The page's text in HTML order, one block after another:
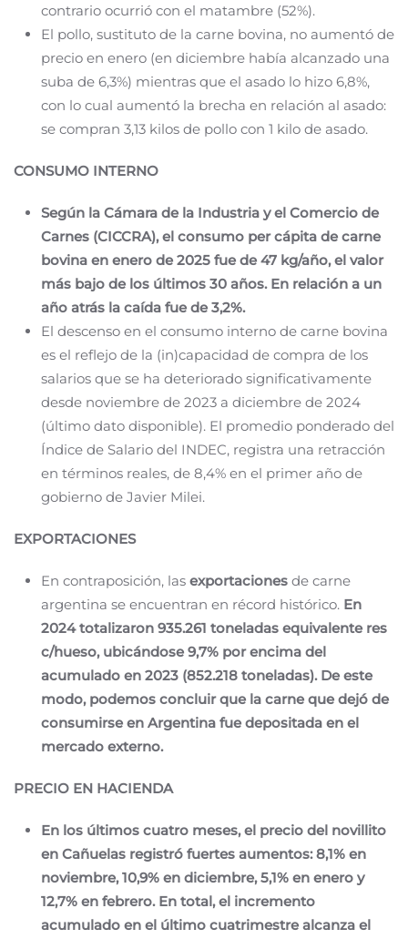
contrario ocurrió con el matambre (52%).
El pollo, sustituto de la carne bovina, no aumentó de
precio en enero (en diciembre había alcanzado una
suba de 6,3%) mientras que el asado lo hizo 6,8%,
con lo cual aumentó la brecha en relación al asado:
se compran 3,13 kilos de pollo con 1 kilo de asado.
CONSUMO INTERNO
Según la Cámara de la Industria y el Comercio de
Carnes (CICCRA), el consumo per cápita de carne
bovina en enero de 2025 fue de 47 kg/año, el valor
más bajo de los últimos 30 años. En relación a un
año atrás la caída fue de 3,2%.
El descenso en el consumo interno de carne bovina
es el reflejo de la (in)capacidad de compra de los
salarios que se ha deteriorado significativamente
desde noviembre de 2023 a diciembre de 2024
(último dato disponible). El promedio ponderado del
Índice de Salario del INDEC, registra una retracción
en términos reales, de 8,4% en el primer año de
gobierno de Javier Milei.
EXPORTACIONES
En contraposición, las exportaciones de carne
argentina se encuentran en récord histórico. En
2024 totalizaron 935.261 toneladas equivalente res
c/hueso, ubicándose 9,7% por encima del
acumulado en 2023 (852.218 toneladas). De este
modo, podemos concluir que la carne que dejó de
consumirse en Argentina fue depositada en el
mercado externo.
PRECIO EN HACIENDA
En los últimos cuatro meses, el precio del novillito
en Cañuelas registró fuertes aumentos: 8,1% en
noviembre, 10,9% en diciembre, 5,1% en enero y
12,7% en febrero. En total, el incremento
acumulado en el último cuatrimestre alcanza el